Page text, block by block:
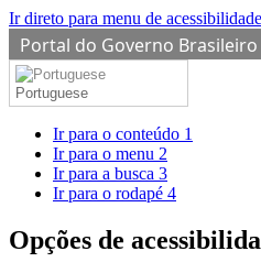
Ir direto para menu de
Portal do Governo Brasileiro
Portuguese
Ir para o conteúdo 1
Ir para o menu 2
Ir para a busca 3
Ir para o rodapé 4
Opções de